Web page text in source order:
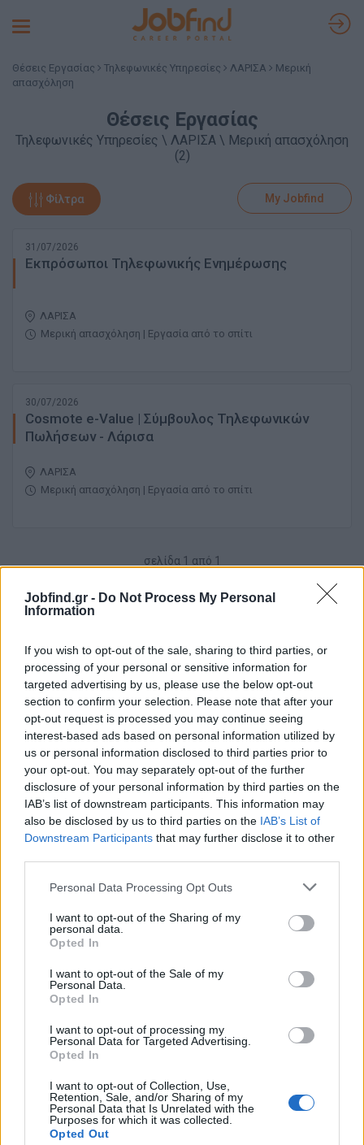
Jobfind.gr - Do Not Process My Personal
Information
If you wish to opt-out of the sale, sharing to third parties, or
processing of your personal or sensitive information for
targeted advertising by us, please use the below opt-out
section to confirm your selection. Please note that after your
opt-out request is processed you may continue seeing
interest-based ads based on personal information utilized by
us or personal information disclosed to third parties prior to
your opt-out. You may separately opt-out of the further
disclosure of your personal information by third parties on the
IAB’s list of downstream participants. This information may
also be disclosed by us to third parties on the IAB’s List of
Downstream Participants that may further disclose it to other
Personal Data Processing Opt Outs
I want to opt-out of the Sharing of my
personal data.
Opted In
I want to opt-out of the Sale of my
Personal Data.
Opted In
I want to opt-out of processing my
Personal Data for Targeted Advertising.
Opted In
I want to opt-out of Collection, Use,
Retention, Sale, and/or Sharing of my
Personal Data that Is Unrelated with the
Purposes for which it was collected.
Opted Out
Toggle
Θέσεις Εργασίας Τηλεφωνικές Υπηρεσίες ΛΑΡΙΣΑ
Μερική
απασχόληση
Θέσεις Εργασίας
Τηλεφωνικές Υπηρεσίες \ ΛΑΡΙΣΑ \ Μερική απασχόληση
(2)
Φίλτρα My Jobfind
31/07/2026
Εκπρόσωποι Τηλεφωνικής Ενημέρωσης
ΛΑΡΙΣΑ
Μερική απασχόληση | Εργασία από το σπίτι
30/07/2026
Cosmote e-Value | Σύμβουλος Τηλεφωνικών
Πωλήσεων - Λάρισα
ΛΑΡΙΣΑ
Μερική απασχόληση | Εργασία από το σπίτι
σελίδα 1 από 1
Θέσεις εργασίας
Όλες οι Θέσεις Εργασίας
Θέσεις Εργασίας ανά Ειδικότητα
Κέντρο Βοήθειας
Υπηρεσίες υποψηφίων
Καταχώρηση Online Βιογραφικού